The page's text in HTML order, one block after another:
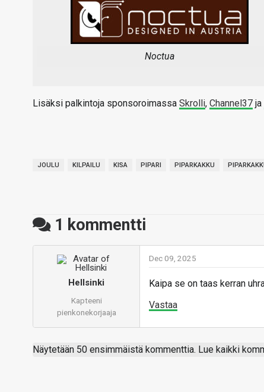
Noctua
Lisäksi palkintoja sponsoroimassa Skrolli, Channel37 ja
JOULU KILPAILU KISA PIPARI PIPARKAKKU
1 kommentti
Hellsinki
Kapteeni
pienkonekorjaaja
Dec 09, 2025
Kaipa se on taas kerran
Vastaa
Näytetään 50 ensimmäistä kommenttia. Lue kaikki